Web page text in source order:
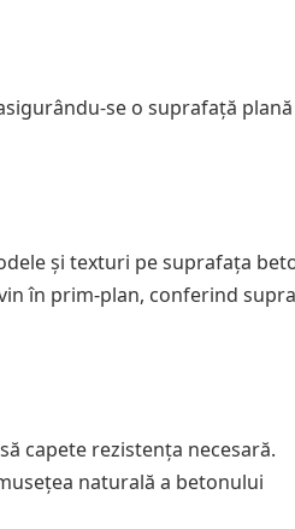
se o suprafață plană
și texturi pe suprafața
în prim-plan, conferind
capete rezistența necesară.
naturală a betonului